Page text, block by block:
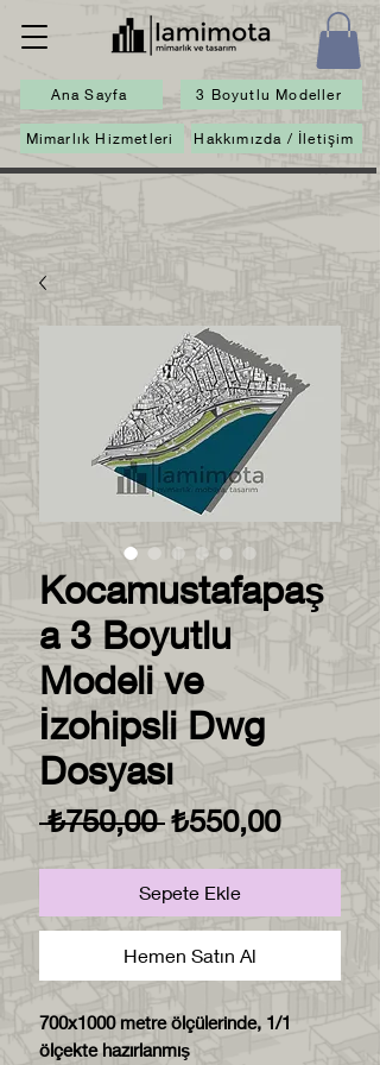
Ana Sayfa 3 Boyutlu Modeller
Mimarlık Hizmetleri Hakkımızda / İletişim
Kocamustafapaş
a 3 Boyutlu
Modeli ve
İzohipsli Dwg
Dosyası
₺750,00 Normal
₺550,00İndirimli
Fiyat
Sepete Ekle
Hemen Satın Al
700x1000 metre ölçülerinde, 1/1
ölçekte hazırlanmış